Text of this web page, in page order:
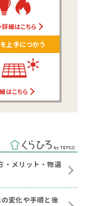
詳細はこちら
上手につかう
はこちら
・メリット・物選
変化や手順と後